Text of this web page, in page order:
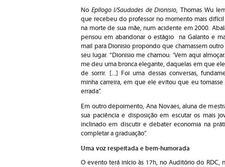
NoEpílogo I/Saudades de Dionisio, Thomas Wu
que recebeu do professor no momento mais
na morte de sua mãe, num acidente em 2000.
pensou em abandonar o estágio na Galanto e
mail para Dionisio propondo que chamassem
seu lugar. “Dionisio me chamou: ‘Vem aqui
me deu uma bronca elegante, daquelas em que
de sorrir. [...] Foi uma dessas conversas,
minha carreira, em que ele evitou que eu tomasse
errada”.
Em outro depoimento, Ana Novaes, aluna de
sua paciência e disposição em escutar os mais
inclinado em discutir e debater economia na
completar a graduação”.
Uma voz respeitada e bem-humorada
O evento terá início às 17h, no Auditório do RDC,